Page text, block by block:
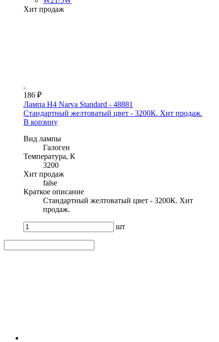
Хит продаж
186 ₽
Лампа H4 Narva Standard - 48881
Стандартный желтоватый цвет - 3200К. Хит продаж.
В корзину
Вид лампы
Галоген
Температура, К
3200
Хит продаж
false
Краткое описание
Стандартный желтоватый цвет - 3200К. Хит
продаж.
шт